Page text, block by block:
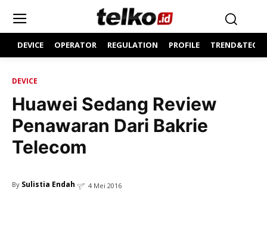
DEVICE OPERATOR REGULATION PROFILE
DEVICE
Huawei Sedang Review
Penawaran Dari Bakrie
Telecom
By Sulistia Endah 4 Mei 2016